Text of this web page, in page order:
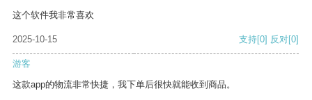
这个软件我非常喜欢
2025-10-15 支持[0] 反对[0]
游客
这款app的物流非常快捷，我下单后很快就能收到商品。